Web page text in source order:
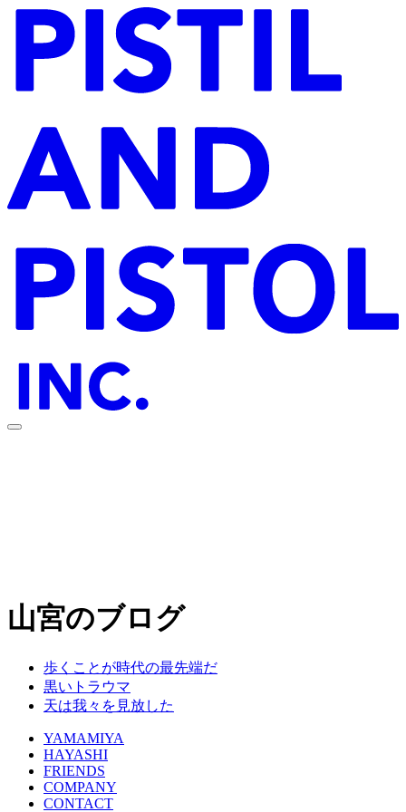
YAMAMIYA
HAYASHI
COMPANY
CONTACT
font-size
山宮のブログ
歩くことが時代の最先端だ
黒いトラウマ
天は我々を見放した
YAMAMIYA
HAYASHI
FRIENDS
COMPANY
CONTACT